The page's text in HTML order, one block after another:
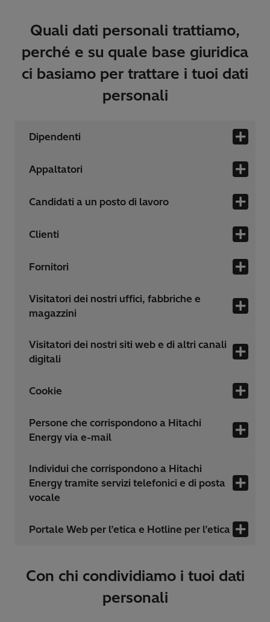
Quali dati personali trattiamo,
perché e su quale base giuridica
ci basiamo per trattare i tuoi dati
personali
Dipendenti
Appaltatori
Candidati a un posto di lavoro
Clienti
Fornitori
Visitatori dei nostri uffici, fabbriche e
magazzini
Visitatori dei nostri siti web e di altri canali
digitali
Cookie
Persone che corrispondono a Hitachi
Energy via e-mail
Individui che corrispondono a Hitachi
Energy tramite servizi telefonici e di posta
vocale
Portale Web per l’etica e Hotline per l’etica
Con chi condividiamo i tuoi dati
personali